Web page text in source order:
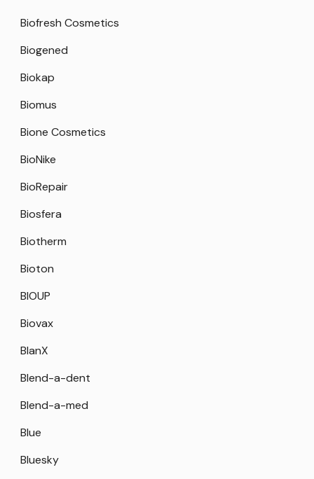
Biofresh Cosmetics
Biogened
Biokap
Biomus
Bione Cosmetics
BioNike
BioRepair
Biosfera
Biotherm
Bioton
BIOUP
Biovax
BlanX
Blend-a-dent
Blend-a-med
Blue
Bluesky